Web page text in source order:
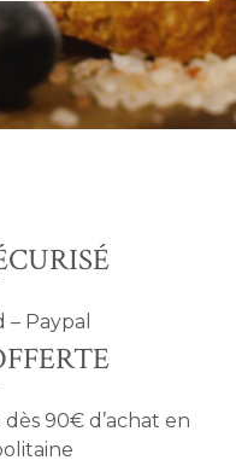
– Paypal
90€ d’achat en